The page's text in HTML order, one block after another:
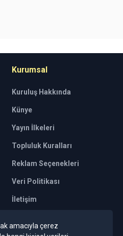
Kurumsal
Kuruluş Hakkında
Künye
Yayın İlkeleri
Topluluk Kuralları
Reklam Seçenekleri
Veri Politikası
İletişim
amacıyla çerez